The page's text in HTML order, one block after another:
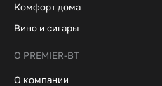
Комфорт дома
Вино и сигары
О PREMIER-BT
О компании